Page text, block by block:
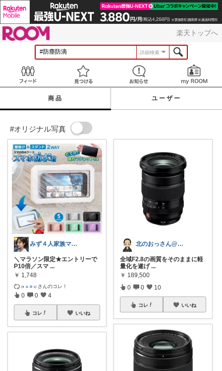
楽天トップへ
詳細検索
見つける お知らせ
商品 ユーザー
#オリジナル写真
みず４人家族ママ★３０代子育て奮闘中🙆
＼マラソン限定★エントリーで
P10倍／スマ ...
￥ 1,748
ʜ ᴀ ʀ ᴜ さんのコレ！
0 0 4
コレ いいね
北のおっさん@ガジェット好き
全域F2.8の画質をそのままに軽
量化を遂げ ...
￥ 189,500
0 0 10
コレ いいね